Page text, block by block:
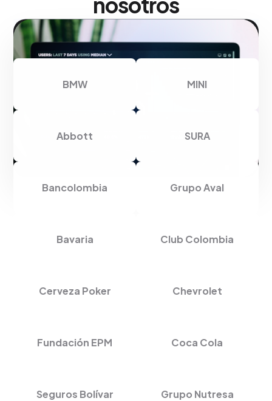
BMW MINI
Abbott SURA
Bancolombia Grupo Aval
Bavaria Club Colombia
Cerveza Poker Chevrolet
Fundación EPM Coca Cola
Seguros Bolívar Grupo Nutresa